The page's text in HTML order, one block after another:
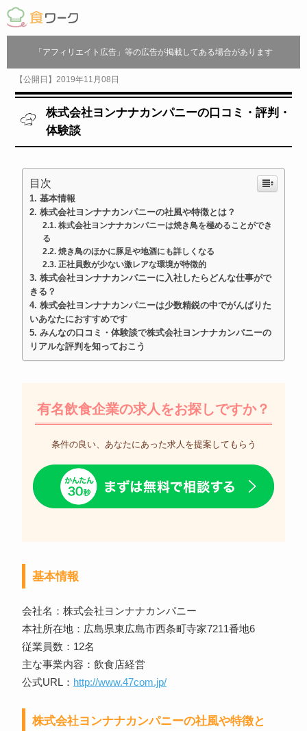
「アフィリエイト広告」等の広告が掲載してある場合があります
【公開日】2019年11月08日
株式会社ヨンナナカンパニーの口コミ・評判・
体験談
目次
基本情報
株式会社ヨンナナカンパニーの社風や特徴とは？
株式会社ヨンナナカンパニーは焼き鳥を極めることができ
る
焼き鳥のほかに豚足や地酒にも詳しくなる
正社員数が少ない激レアな環境が特徴的
株式会社ヨンナナカンパニーに入社したらどんな仕事がで
きる？
株式会社ヨンナナカンパニーは少数精鋭の中でがんばりた
いあなたにおすすめです
みんなの口コミ・体験談で株式会社ヨンナナカンパニーの
リアルな評判を知っておこう
有名飲食企業の求人をお探しですか？
条件の良い、あなたにあった求人を提案してもらう
基本情報
会社名：株式会社ヨンナナカンパニー
本社所在地：広島県東広島市西条町寺家7211番地6
従業員数：12名
主な事業内容：飲食店経営
公式URL： http://www.47com.jp/
株式会社ヨンナナカンパニーの社風や特徴と